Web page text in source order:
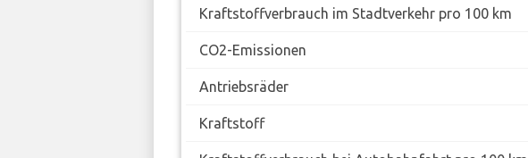
Kraftstoffverbrauch im Stadtverkehr pro 100 km
CO2-Emissionen
Antriebsräder
Kraftstoff